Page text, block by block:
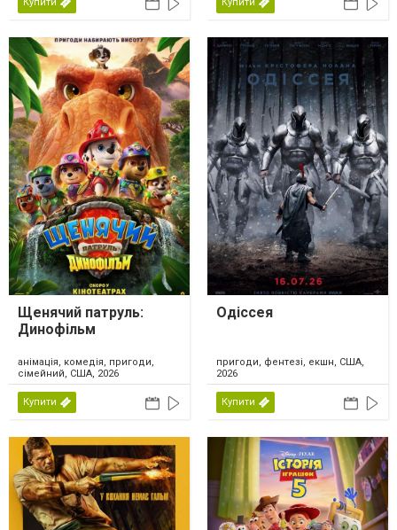
Щенячий патруль:
Динофільм
анімація, комедія, пригоди,
сімейний, США, 2026
Купити
Одіссея
пригоди, фентезі, екшн, США,
2026
Купити